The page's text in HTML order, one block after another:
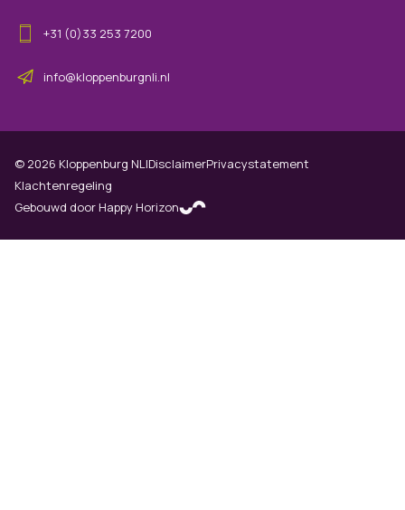
+31 (0)33 253 7200
info@kloppenburgnli.nl
© 2026 Kloppenburg NLIDisclaimerPrivacystatement
Klachtenregeling
Gebouwd door Happy Horizon
(opens in new tab)